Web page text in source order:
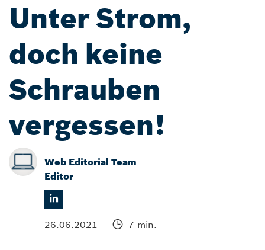
Unter Strom,
doch keine
Schrauben
vergessen!
Web Editorial Team
Editor
26.06.2021 7 min.